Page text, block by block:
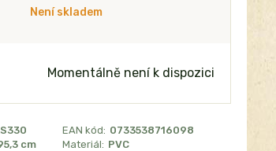
Není skladem
Momentálně není k dispozici
EAN kód: 0733538716098
cm Materiál: PVC